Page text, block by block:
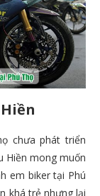
chưa phát triển
Hiền mong muốn
em biker tại Phú
khá trẻ nhưng lại